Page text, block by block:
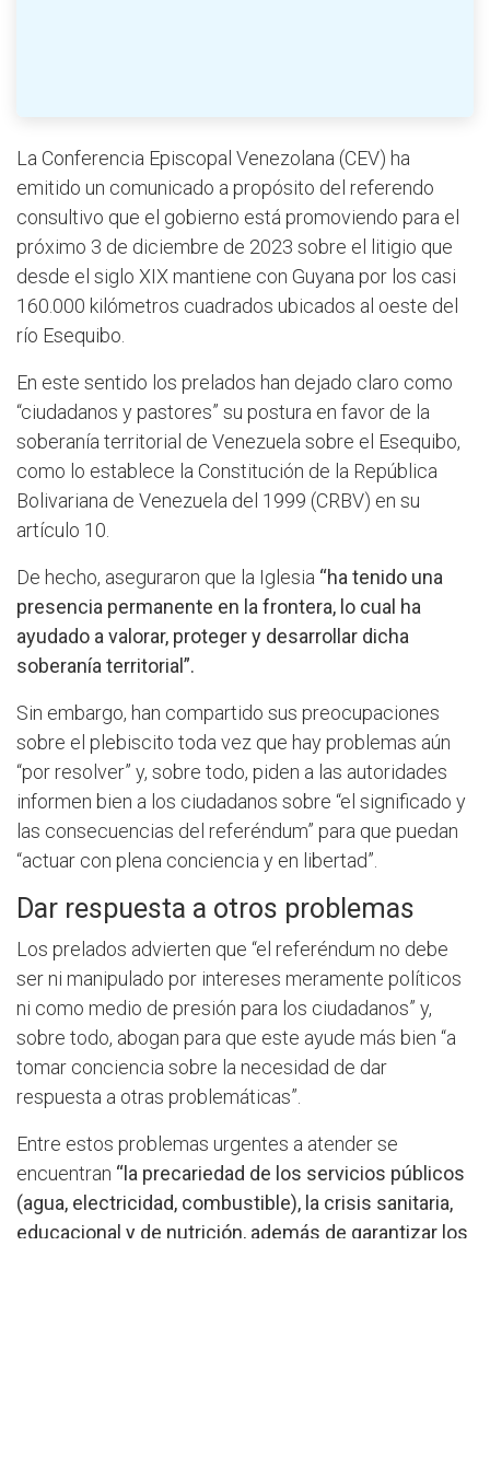
La Conferencia Episcopal Venezolana (CEV) ha
emitido un comunicado a propósito del referendo
consultivo que el gobierno está promoviendo para el
próximo 3 de diciembre de 2023 sobre el litigio que
desde el siglo XIX mantiene con Guyana por los casi
160.000 kilómetros cuadrados ubicados al oeste del
río Esequibo.
En este sentido los prelados han dejado claro como
“ciudadanos y pastores” su postura en favor de la
soberanía territorial de Venezuela sobre el Esequibo,
como lo establece la Constitución de la República
Bolivariana de Venezuela del 1999 (CRBV) en su
artículo 10.
De hecho, aseguraron que la Iglesia “ha tenido una
presencia permanente en la frontera, lo cual ha
ayudado a valorar, proteger y desarrollar dicha
soberanía territorial”.
Sin embargo, han compartido sus preocupaciones
sobre el plebiscito toda vez que hay problemas aún
“por resolver” y, sobre todo, piden a las autoridades
informen bien a los ciudadanos sobre “el significado y
las consecuencias del referéndum” para que puedan
“actuar con plena conciencia y en libertad”.
Dar respuesta a otros problemas
Los prelados advierten que “el referéndum no debe
ser ni manipulado por intereses meramente políticos
ni como medio de presión para los ciudadanos” y,
sobre todo, abogan para que este ayude más bien “a
tomar conciencia sobre la necesidad de dar
respuesta a otras problemáticas”.
Entre estos problemas urgentes a atender se
encuentran “la precariedad de los servicios públicos
(agua, electricidad, combustible), la crisis sanitaria,
educacional y de nutrición, además de garantizar los